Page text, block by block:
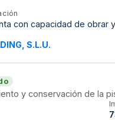
con capacidad de obrar
S.L.U.
y conservación de la